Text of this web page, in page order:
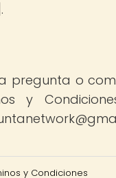
pregunta o
y
y Condiciones